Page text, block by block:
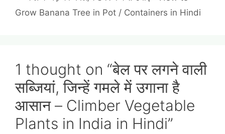
Grow Banana Tree in Pot / Containers in Hindi
1 thought on “बेल पर लगने वाली
सब्जियां, जिन्हें गमले में उगाना है
आसान – Climber Vegetable
Plants in India in Hindi”